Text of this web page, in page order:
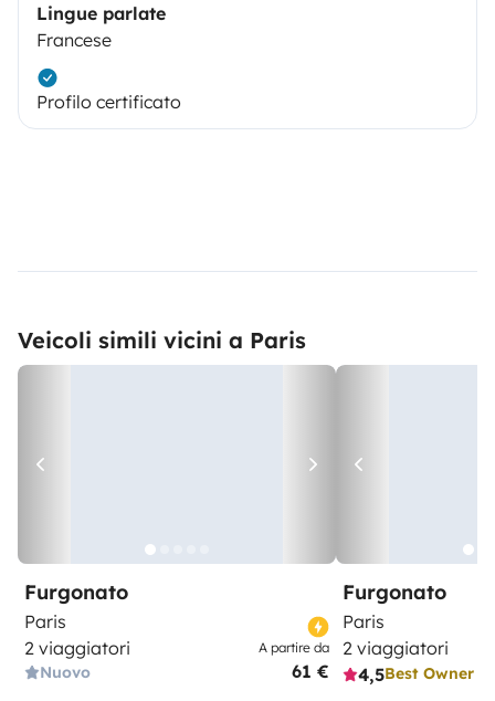
Lingue parlate
Francese
Profilo certificato
Veicoli simili vicini a Paris
Furgonato
Paris
2 viaggiatori
Nuovo
A partire da
61 €
Furgonato
Paris
2 viaggiatori
4,5Best Owner